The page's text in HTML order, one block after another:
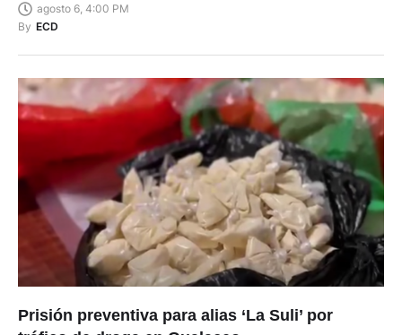
agosto 6, 4:00 PM
By ECD
Prisión preventiva para alias ‘La Suli’ por